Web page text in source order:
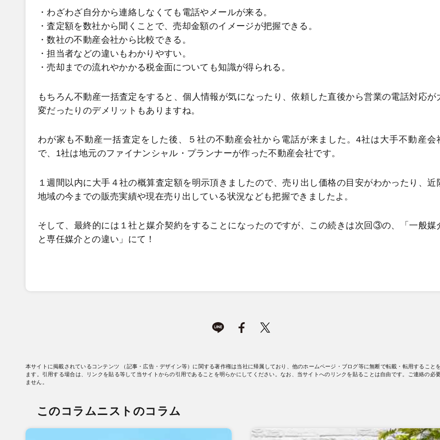
・わざわざ自分から連絡しなくても電話やメールが来る。
・査定額を数社から聞くことで、売却金額のイメージが把握できる。
・数社の不動産会社から比較できる。
・担当者などの違いもわかりやすい。
・売却までの流れやかかる税金面についても知識が得られる。
もちろん不動産一括査定をすると、個人情報が気になったり、依頼した直後から営業の電話対応が
変だったりのデメリットもありますね。
わが家も不動産一括査定をした後、５社の不動産会社から電話が来ました。4社は大手不動産会
で、1社は地元のファイナンシャル・プランナーが作った不動産会社です。
１週間以内に大手４社の概算査定額を明示頂きましたので、売り出し価格の目安がわかったり、近
地域の今までの販売実績や現在売り出している状況なども把握できましたよ。
そして、最終的には１社と媒介契約をすることになったのですが、この続きは次回③の、「一般媒
と専任媒介との違い」にて！
本サイトに掲載されているコンテンツ （記事・広告・デザイン等）に関する著作権は当社に帰属しており、他のホームページ・ブログ等に無断で転載・転用すること
ます。引用する場合は、リンクを貼る等して当サイトからの引用であることを明らかにしてください。なお、当サイトへのリンクを貼ることは自由です。ご連絡の必
ません。
このコラムニストのコラム